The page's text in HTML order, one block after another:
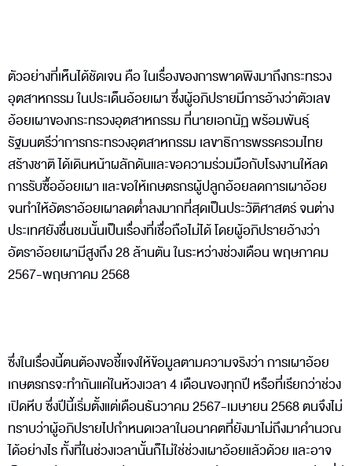
ตัวอย่างที่เห็นได้ชัดเจน คือ ในเรื่องของการพาดพิงมาถึงกระทรวง
อุตสาหกรรม ในประเด็นอ้อยเผา ซึ่งผู้อภิปรายมีการอ้างว่าตัวเลข
อ้อยเผาของกระทรวงอุตสาหกรรม ที่นายเอกนัฏ พร้อมพันธุ์
รัฐมนตรีว่าการกระทรวงอุตสาหกรรม เลขาธิการพรรครวมไทย
สร้างชาติ ได้เดินหน้าผลักดันและขอความร่วมมือกับโรงงานให้ลด
การรับซื้ออ้อยเผา และขอให้เกษตรกรผู้ปลูกอ้อยลดการเผาอ้อย
จนทำให้อัตราอ้อยเผาลดต่ำลงมากที่สุดเป็นประวัติศาสตร์ จนต่าง
ประเทศยังชื่นชมนั้นเป็นเรื่องที่เชื่อถือไม่ได้ โดยผู้อภิปรายอ้างว่า
อัตราอ้อยเผามีสูงถึง 28 ล้านตัน ในระหว่างช่วงเดือน พฤษภาคม
2567-พฤษภาคม 2568
ซึ่งในเรื่องนี้ตนต้องขอชี้แจงให้ข้อมูลตามความจริงว่า การเผาอ้อย
เกษตรกรจะทำกันแค่ในห้วงเวลา 4 เดือนของทุกปี หรือที่เรียกว่าช่วง
เปิดหีบ ซึ่งปีนี้เริ่มตั้งแต่เดือนธันวาคม 2567-เมษายน 2568 ตนจึงไม่
ทราบว่าผู้อภิปรายไปกำหนดเวลาในอนาคตที่ยังมาไม่ถึงมาคำนวณ
ได้อย่างไร ทั้งที่ในช่วงเวลานั้นก็ไม่ใช่ช่วงเผาอ้อยแล้วด้วย และอาจ